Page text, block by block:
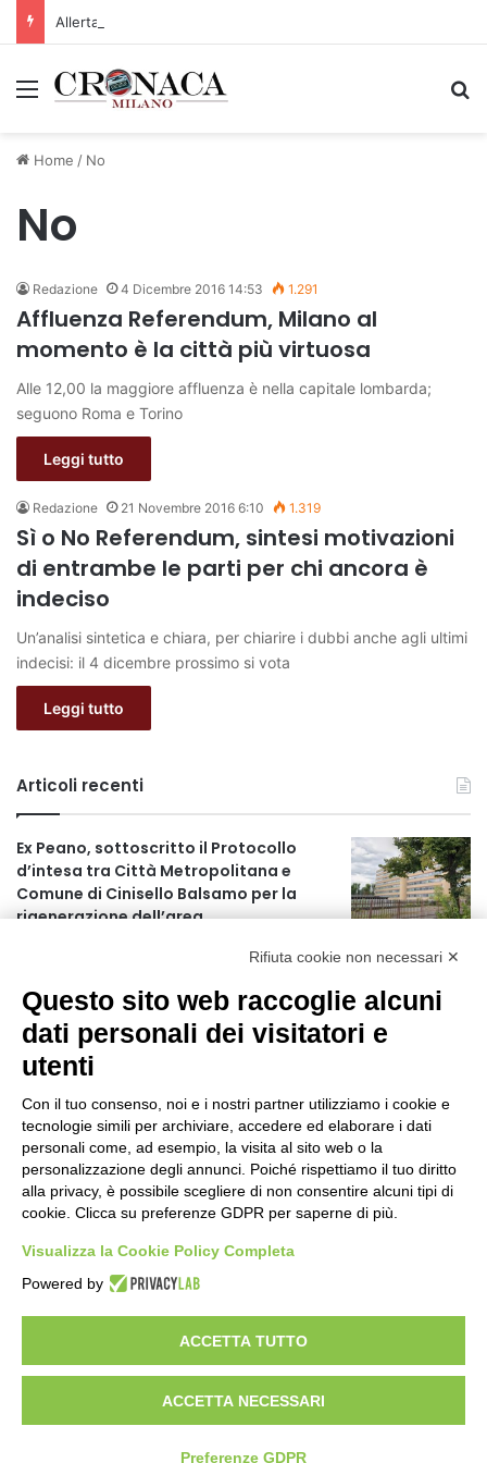
Allerta gialla per rischio temporali a partire dalle ore 18
Menu
Home / No
No
Redazione 4 Dicembre 2016 14:53 1.291
Affluenza Referendum, Milano al
momento è la città più virtuosa
Alle 12,00 la maggiore affluenza è nella capitale lombarda;
seguono Roma e Torino
Leggi tutto
Redazione 21 Novembre 2016 6:10 1.319
Sì o No Referendum, sintesi motivazioni
di entrambe le parti per chi ancora è
indeciso
Un’analisi sintetica e chiara, per chiarire i dubbi anche agli ultimi
indecisi: il 4 dicembre prossimo si vota
Leggi tutto
Articoli recenti
Ex Peano, sottoscritto il Protocollo
d’intesa tra Città Metropolitana e
Comune di Cinisello Balsamo per la
rigenerazione dell’area
partire dalle ore 18
4 ore fa
Ex mercato Selinunte, via libera alle
linee di indirizzo per il nuovo spazio
socio-aggregativo dedicato ai giovani
Assegnati a Sogemi quattro mercati
comunali coperti
7 ore fa
A Santa Giulia tre nuove vie dedicate a
Guidi Cingolani, Zampori e Marchelli
13 ore fa
Privacy Policy
Rifiuta cookie non necessari ✕
Questo sito web raccoglie alcuni
dati personali dei visitatori e
utenti
Con il tuo consenso, noi e i nostri partner utilizziamo i cookie e
tecnologie simili per archiviare, accedere ed elaborare i dati
personali come, ad esempio, la visita al sito web o la
personalizzazione degli annunci. Poiché rispettiamo il tuo diritto
alla privacy, è possibile scegliere di non consentire alcuni tipi di
cookie. Clicca su preferenze GDPR per saperne di più.
Visualizza la Cookie Policy Completa
Powered by
ACCETTA TUTTO
ACCETTA NECESSARI
Preferenze GDPR